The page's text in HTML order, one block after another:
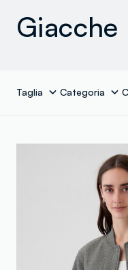
Giacche
Taglia Categoria